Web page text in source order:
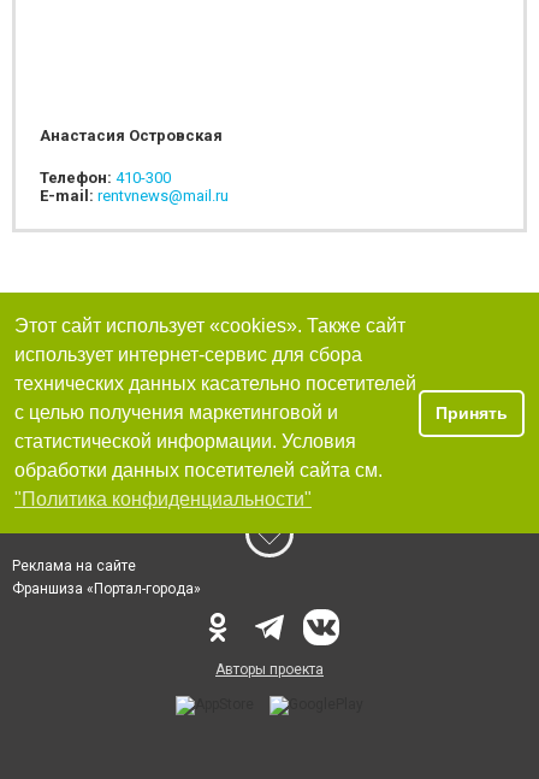
Анастасия Островская
Телефон: 410-300
E-mail: rentvnews@mail.ru
Этот сайт использует «cookies». Также сайт
использует интернет-сервис для сбора
технических данных касательно посетителей
с целью получения маркетинговой и
статистической информации. Условия
обработки данных посетителей сайта см.
"Политика конфиденциальности"
Принять
Реклама на сайте
Франшиза «Портал-города»
Авторы проекта